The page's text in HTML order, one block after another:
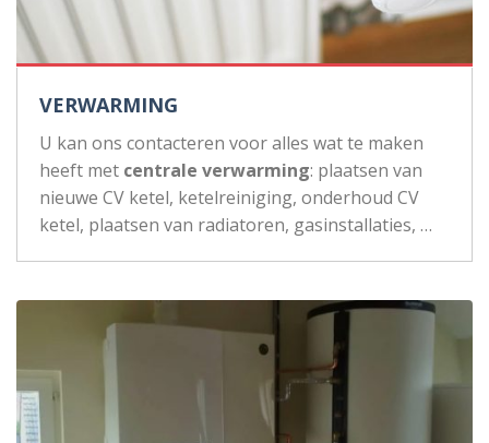
VERWARMING
U kan ons contacteren voor alles wat te maken
heeft met centrale verwarming: plaatsen van
nieuwe CV ketel, ketelreiniging, onderhoud CV
ketel, plaatsen van radiatoren, gasinstallaties, …